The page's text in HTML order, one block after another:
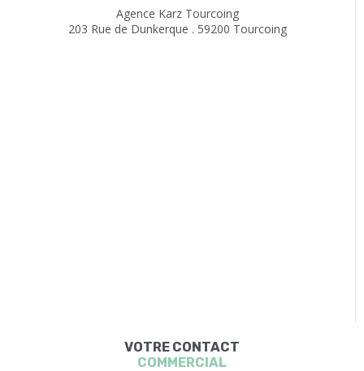
Agence Karz Tourcoing
203 Rue de Dunkerque . 59200 Tourcoing
VOTRE CONTACT
COMMERCIAL